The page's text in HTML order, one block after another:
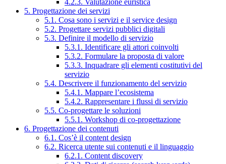
4.2.3. Valutazione euristica
5. Progettazione dei servizi
5.1. Cosa sono i servizi e il service design
5.2. Progettare servizi pubblici digitali
5.3. Definire il modello di servizio
5.3.1. Identificare gli attori coinvolti
5.3.2. Formulare la proposta di valore
5.3.3. Inquadrare gli elementi costitutivi del
servizio
5.4. Descrivere il funzionamento del servizio
5.4.1. Mappare l’ecosistema
5.4.2. Rappresentare i flussi di servizio
5.5. Co-progettare le soluzioni
5.5.1. Workshop di co-progettazione
6. Progettazione dei contenuti
6.1. Cos’è il content design
6.2. Ricerca utente sui contenuti e il linguaggio
6.2.1. Content discovery